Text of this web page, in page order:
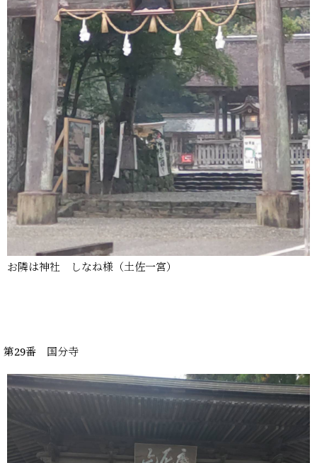
お隣は神社 しなね様（土佐一宮）
第29番 国分寺